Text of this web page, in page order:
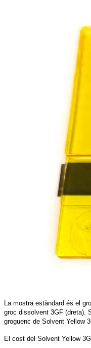
La mostra estàndard és el
groc dissolvent 3GF (dreta).
groguenc de Solvent Yellow
El cost del Solvent Yellow